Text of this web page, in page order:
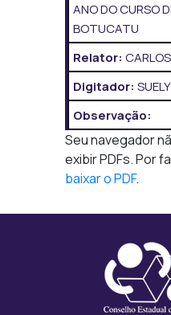
ANO DO CURSO
BOTUCATU
Relator:
Digitador: SUELY
Observação:
Seu navegador
exibir PDFs. Por
baixar o PDF.